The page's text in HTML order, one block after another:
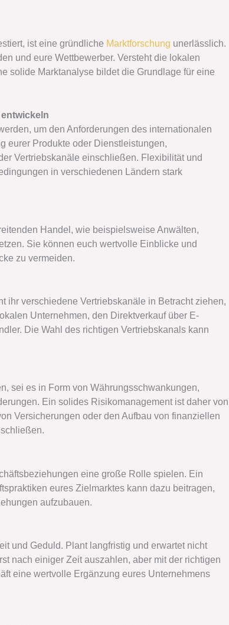
ist eine gründliche Marktforschung unerlässlich.
und eure Wettbewerber. Versteht die lokalen
solide Marktanalyse bildet die Grundlage für eine
um den Anforderungen des internationalen
eurer Produkte oder Dienstleistungen,
Vertriebskanäle einschließen. Flexibilität und
in verschiedenen Ländern stark
Handel, wie beispielsweise Anwälten,
Sie können euch wertvolle Einblicke und
zu vermeiden.
ihr verschiedene Vertriebskanäle in Betracht ziehen,
Unternehmen, den Direktverkauf über E-
Die Wahl des richtigen Vertriebskanals kann
sei es in Form von Währungsschwankungen,
Ein solides Risikomanagement ist daher von
Versicherungen oder den Aufbau von finanziellen
eine große Rolle spielen. Ein
eures Zielmarktes kann dazu beitragen,
aufzubauen.
und Geduld. Plant langfristig und erwartet nicht
nach einiger Zeit auszahlen, aber mit der richtigen
eine wertvolle Ergänzung eures Unternehmens